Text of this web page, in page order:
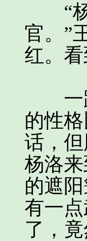
“杨
官。”
红。
一路
的性
话，
杨洛
的遮
有一
了，